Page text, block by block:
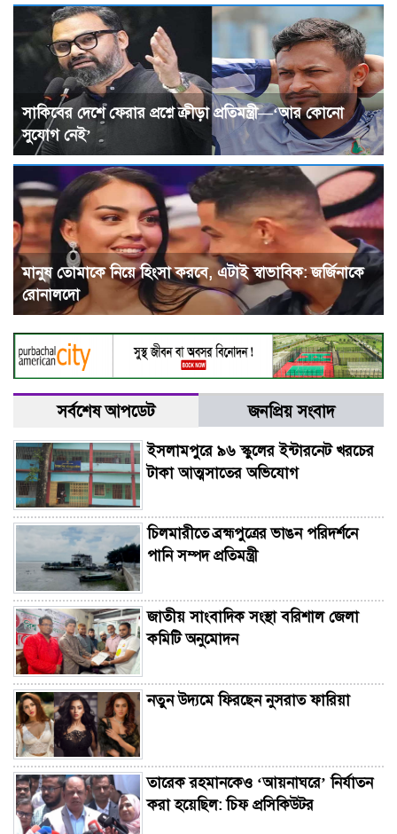
সাকিবের দেশে ফেরার প্রশ্নে ক্রীড়া প্রতিমন্ত্রী—‘আর কোনো
সুযোগ নেই’
মানুষ তোমাকে নিয়ে হিংসা করবে, এটাই স্বাভাবিক: জর্জিনাকে
রোনালদো
সর্বশেষ আপডেট জনপ্রিয় সংবাদ
ইসলামপুরে ৯৬ স্কুলের ইন্টারনেট খরচের
টাকা আত্মসাতের অভিযোগ
চিলমারীতে ব্রহ্মপুত্রের ভাঙন পরিদর্শনে
পানি সম্পদ প্রতিমন্ত্রী
জাতীয় সাংবাদিক সংস্থা বরিশাল জেলা
কমিটি অনুমোদন
নতুন উদ্যমে ফিরছেন নুসরাত ফারিয়া
তারেক রহমানকেও ‘আয়নাঘরে’ নির্যাতন
করা হয়েছিল: চিফ প্রসিকিউটর